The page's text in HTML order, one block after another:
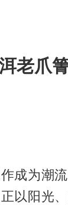
老爪
成为潮
以阳光